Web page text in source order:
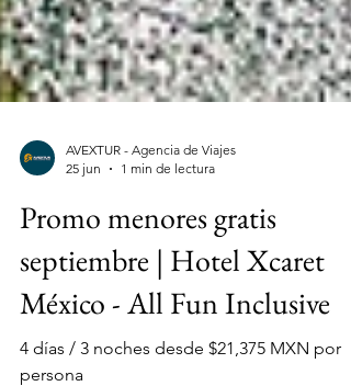
25 jun
1 min de lectura
Promo menores gratis
septiembre | Hotel Xcaret
México - All Fun Inclusive